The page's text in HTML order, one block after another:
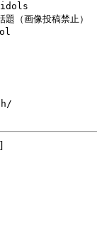
（画像投稿禁止）
]